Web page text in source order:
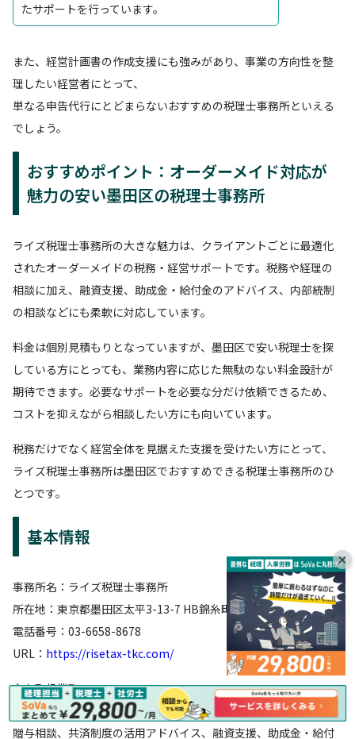
たサポートを行っています。
また、経営計画書の作成支援にも強みがあり、事業の方向性を整
理したい経営者にとって、
単なる申告代行にとどまらないおすすめの税理士事務所といえる
でしょう。
おすすめポイント：オーダーメイド対応が
魅力の安い墨田区の税理士事務所
ライズ税理士事務所の大きな魅力は、クライアントごとに最適化
されたオーダーメイドの税務・経営サポートです。税務や経理の
相談に加え、融資支援、助成金・給付金のアドバイス、内部統制
の相談などにも柔軟に対応しています。
料金は個別見積もりとなっていますが、墨田区で安い税理士を探
している方にとっても、業務内容に応じた無駄のない料金設計が
期待できます。必要なサポートを必要な分だけ依頼できるため、
コストを抑えながら相談したい方にも向いています。
税務だけでなく経営全体を見据えた支援を受けたい方にとって、
ライズ税理士事務所は墨田区でおすすめできる税理士事務所のひ
とつです。
基本情報
事務所名：ライズ税理士事務所
所在地：東京都墨田区太平3-13-7 HB錦糸町ビル201
電話番号：03-6658-8678
URL： https://risetax-tkc.com/
主な取扱業務：
税務・経理相談、個人確定申告、経営計画書の作成、相続相談、
贈与相談、共済制度の活用アドバイス、融資支援、助成金・給付
×